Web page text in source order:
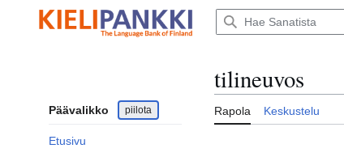
sisältöön
Päävalikko piilota
Etusivu
tilineuvos
Rapola Keskustelu